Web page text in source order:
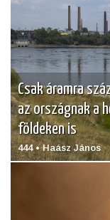
Csak áramra
az országnak a
földeken is
444 • Haász János